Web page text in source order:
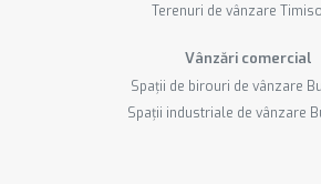
Terenuri de vânzare
Vânzări comercial
Spații de birouri de vânzare
Spații industriale de vânzare